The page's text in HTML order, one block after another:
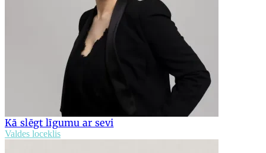
Kā slēgt līgumu ar sevi
Valdes loceklis